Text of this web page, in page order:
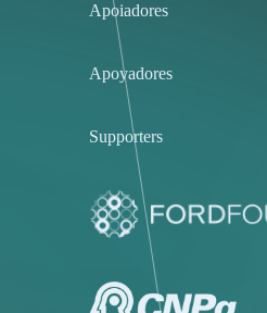
Apoiadores
Apoyadores
Supporters